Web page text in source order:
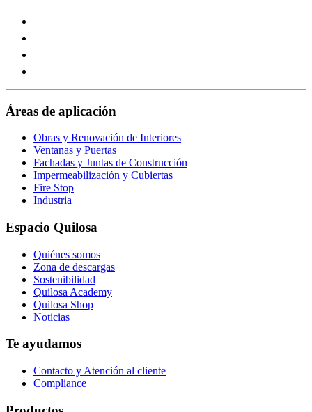
page
https://www.facebook.com/QuilosaSelenaIberia/
page
Áreas de aplicación
Obras y Renovación de Interiores
Ventanas y Puertas
Fachadas y Juntas de Construcción
Impermeabilización y Cubiertas
Fire Stop
Industria
Espacio Quilosa
Quiénes somos
Zona de descargas
Sostenibilidad
Quilosa Academy
Quilosa Shop
Noticias
Te ayudamos
Contacto y Atención al cliente
Compliance